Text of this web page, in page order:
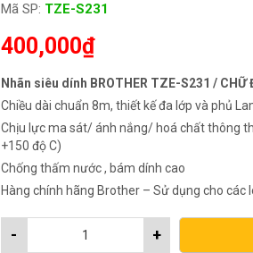
Mã SP: TZE-S231
400,000₫
Nhãn siêu dính BROTHER TZE-S231 / CHỮ
Chiều dài chuẩn 8m, thiết kế đa lớp và phủ
Chịu lực ma sát/ ánh nắng/ hoá chất thông
+150 độ C)
Chống thấm nước , bám dính cao
Hàng chính hãng Brother – Sử dụng cho các
+
-